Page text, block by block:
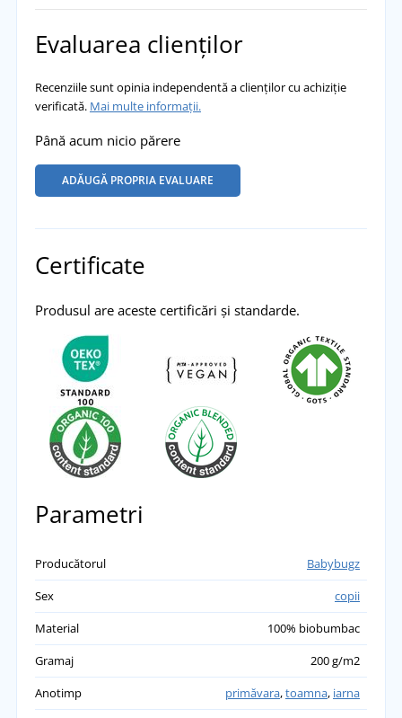
Evaluarea clienților
Recenziile sunt opinia independentă a clienților cu achiziție
verificată. Mai multe informații.
Până acum nicio părere
ADĂUGĂ PROPRIA EVALUARE
Certificate
Produsul are aceste certificări și standarde.
Parametri
Producătorul
Babybugz
Sex
copii
Material
100% biobumbac
Gramaj
200 g/m2
Anotimp
primăvara,toamna, iarna